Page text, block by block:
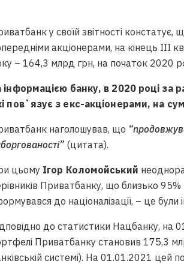
у своїй звітності
акціонерами, на кінець
– 164,3 млрд грн, на початок 2020
інформацією банку, в 2020 році за
пов`язує з екс-акціонерами, на
наголошував, що
(цитата).
цьому Ігор Коломойський
Приватбанку, що близько
до націоналізації, – це були
до статистики Нацбанку, на
Приватбанку становив 175,3
системі). На 01.01.2021 цей